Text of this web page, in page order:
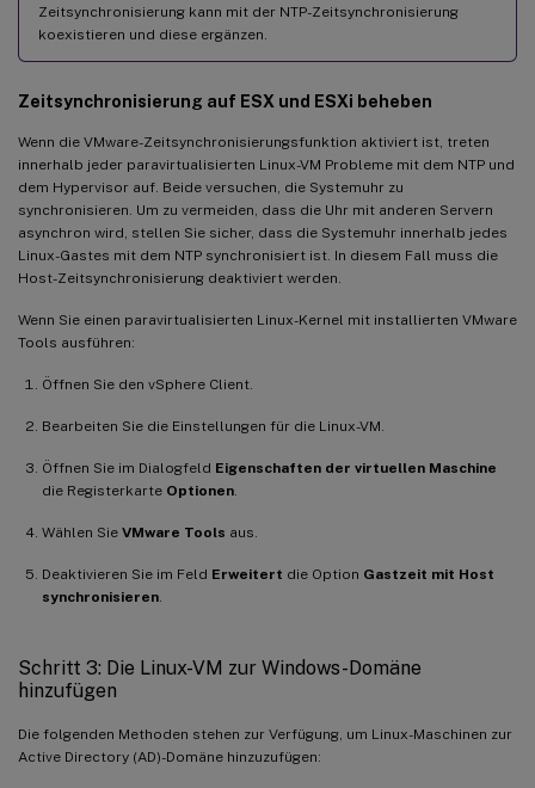
Zeitsynchronisierung kann mit der NTP-Zeitsynchronisierung
koexistieren und diese ergänzen.
Zeitsynchronisierung auf ESX und ESXi beheben
Wenn die VMware-Zeitsynchronisierungsfunktion aktiviert ist, treten
innerhalb jeder paravirtualisierten Linux-VM Probleme mit dem NTP und
dem Hypervisor auf. Beide versuchen, die Systemuhr zu
synchronisieren. Um zu vermeiden, dass die Uhr mit anderen Servern
asynchron wird, stellen Sie sicher, dass die Systemuhr innerhalb jedes
Linux-Gastes mit dem NTP synchronisiert ist. In diesem Fall muss die
Host-Zeitsynchronisierung deaktiviert werden.
Wenn Sie einen paravirtualisierten Linux-Kernel mit installierten VMware
Tools ausführen:
Öffnen Sie den vSphere Client.
Bearbeiten Sie die Einstellungen für die Linux-VM.
Öffnen Sie im Dialogfeld Eigenschaften der virtuellen Maschine
die Registerkarte Optionen
Wählen Sie VMware Tools aus.
Deaktivieren Sie im Feld Erweitert die Option Gastzeit mit Host
synchronisieren
Schritt 3: Die Linux-VM zur Windows-Domäne
hinzufügen
Die folgenden Methoden stehen zur Verfügung, um Linux-Maschinen zur
Active Directory (AD)-Domäne hinzuzufügen: